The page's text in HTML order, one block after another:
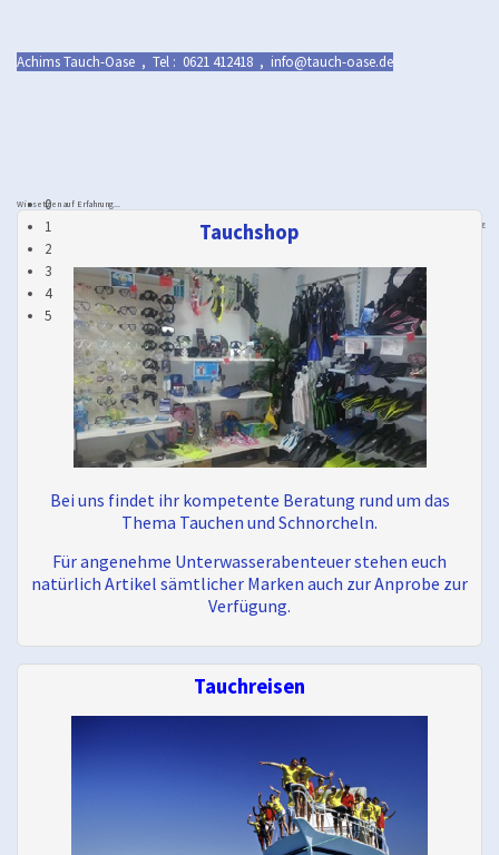
Wir setzen auf Erfahrung...
...auch auf die unserer Tauchschüler! Daher bekommt ihr (OWD/AOWD) nach dem Kurs 5 Tauchgänge (10 x Flasche) für 125 €
inkl. Ausrüstung.
0
1
2
3
4
5
Achims Tauch-Oase , Tel : 0621 412418 , info@tauch-oase.de
Tauchshop
Bei uns findet ihr kompetente Beratung rund um das
Thema Tauchen und Schnorcheln.
Für angenehme Unterwasserabenteuer stehen euch
natürlich Artikel sämtlicher Marken auch zur Anprobe zur
Verfügung.
Tauchreisen